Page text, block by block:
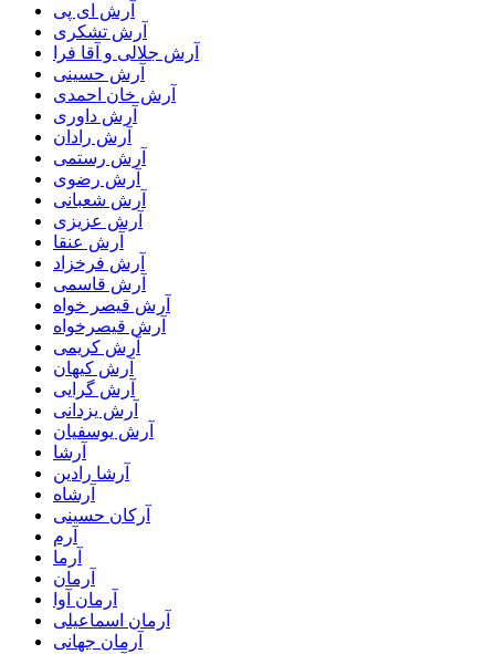
آرش ای پی
آرش تشکری
آرش جلالی و آقا فرا
آرش حسینی
آرش خان احمدی
آرش داوری
آرش رادان
آرش رستمى
آرش رضوی
آرش شعبانی
آرش عزیزی
آرش عنقا
آرش فرخزاد
آرش قاسمی
آرش قیصر خواه
آرش قیصرخواه
آرش کریمی
آرش کیهان
آرش گرایی
آرش یزدانی
آرش یوسفیان
آرشا
آرشا رادین
آرشاه
آرکان حسینی
آرم
آرما
آرمان
آرمان آوا
آرمان اسماعیلی
آرمان جهانی